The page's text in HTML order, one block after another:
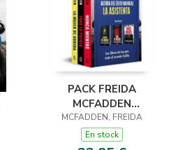
PACK FREIDA
MCFADDEN
(CONTIENE: LA MUJER
DE ARRIBA TRAS LA
MCFADDEN, FREIDA
En stock